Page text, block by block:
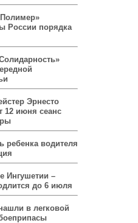
России порядка
Эрнесто
12 июня сеанс
ребенка водителя
Ингушетии –
до 6 июля
в легковой